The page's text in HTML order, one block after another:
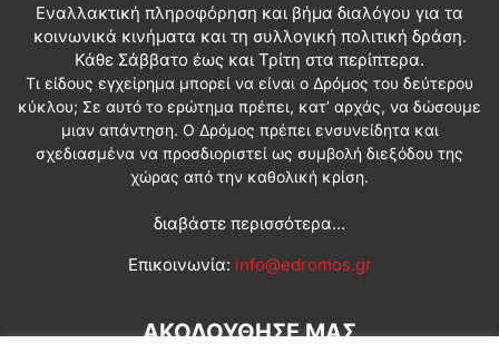
Εναλλακτική πληροφόρηση και βήμα διαλόγου για τα
κοινωνικά κινήματα και τη συλλογική πολιτική δράση.
Κάθε Σάββατο έως και Τρίτη στα περίπτερα.
Τι είδους εγχείρημα μπορεί να είναι ο Δρόμος του δεύτερου
κύκλου; Σε αυτό το ερώτημα πρέπει, κατ’ αρχάς, να δώσουμε
μιαν απάντηση. Ο Δρόμος πρέπει ενσυνείδητα και
σχεδιασμένα να προσδιοριστεί ως συμβολή διεξόδου της
χώρας από την καθολική κρίση.
διαβάστε περισσότερα...
Επικοινωνία: info@edromos.gr
ΑΚΟΛΟΥΘΗΣΕ ΜΑΣ